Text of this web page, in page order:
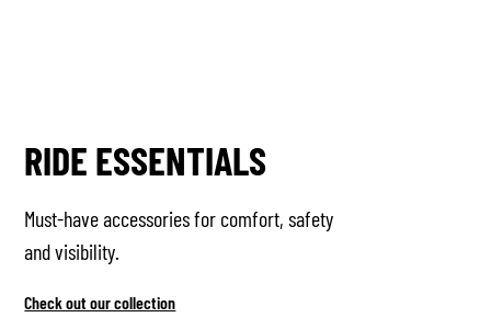
RIDE ESSENTIALS
Must-have accessories for comfort, safety
and visibility.
Check out our collection